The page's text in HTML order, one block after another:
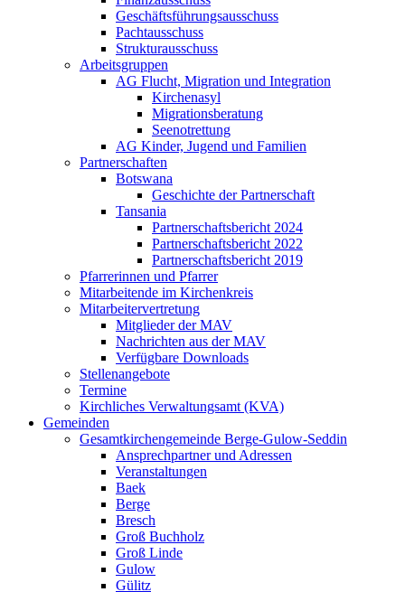
Geschäftsführungsausschuss
Pachtausschuss
Strukturausschuss
Arbeitsgruppen
AG Flucht, Migration und Integration
Kirchenasyl
Migrationsberatung
Seenotrettung
AG Kinder, Jugend und Familien
Partnerschaften
Botswana
Geschichte der Partnerschaft
Tansania
Partnerschaftsbericht 2024
Partnerschaftsbericht 2022
Partnerschaftsbericht 2019
Pfarrerinnen und Pfarrer
Mitarbeitende im Kirchenkreis
Mitarbeitervertretung
Mitglieder der MAV
Nachrichten aus der MAV
Verfügbare Downloads
Stellenangebote
Termine
Kirchliches Verwaltungsamt (KVA)
Gemeinden
Gesamtkirchengemeinde Berge-Gulow-Seddin
Ansprechpartner und Adressen
Veranstaltungen
Baek
Berge
Bresch
Groß Buchholz
Groß Linde
Gulow
Gülitz